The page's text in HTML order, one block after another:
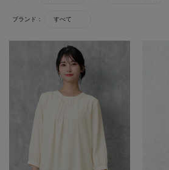
ブランド： すべて